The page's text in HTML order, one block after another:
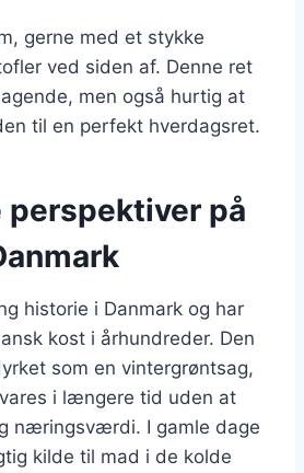
gerne med et stykke
ved siden af. Denne ret
men også hurtig at
til en perfekt hverdagsret.
perspektiver på
historie i Danmark og har
kost i århundreder. Den
som en vintergrøntsag,
i længere tid uden at
næringsværdi. I gamle dage
kilde til mad i de kolde